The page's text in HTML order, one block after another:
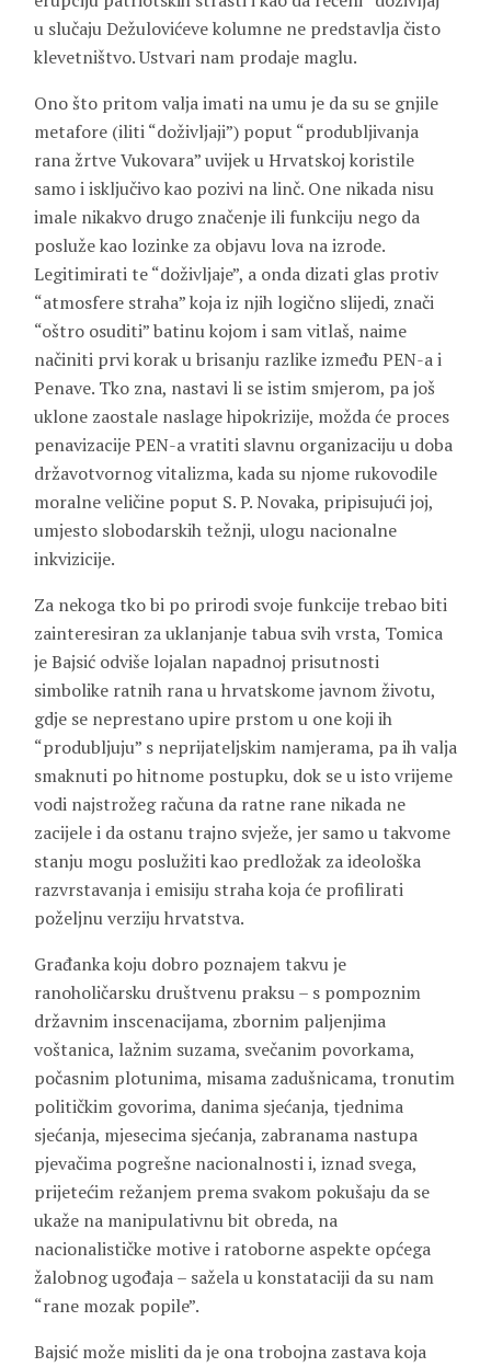
u slučaju Dežulovićeve kolumne ne predstavlja čisto
klevetništvo. Ustvari nam prodaje maglu.
Ono što pritom valja imati na umu je da su se gnjile
metafore (iliti “doživljaji”) poput “produbljivanja
rana žrtve Vukovara” uvijek u Hrvatskoj koristile
samo i isključivo kao pozivi na linč. One nikada nisu
imale nikakvo drugo značenje ili funkciju nego da
posluže kao lozinke za objavu lova na izrode.
Legitimirati te “doživljaje”, a onda dizati glas protiv
“atmosfere straha” koja iz njih logično slijedi, znači
“oštro osuditi” batinu kojom i sam vitlaš, naime
načiniti prvi korak u brisanju razlike između PEN-a i
Penave. Tko zna, nastavi li se istim smjerom, pa još
uklone zaostale naslage hipokrizije, možda će proces
penavizacije PEN-a vratiti slavnu organizaciju u doba
državotvornog vitalizma, kada su njome rukovodile
moralne veličine poput S. P. Novaka, pripisujući joj,
umjesto slobodarskih težnji, ulogu nacionalne
inkvizicije.
Za nekoga tko bi po prirodi svoje funkcije trebao biti
zainteresiran za uklanjanje tabua svih vrsta, Tomica
je Bajsić odviše lojalan napadnoj prisutnosti
simbolike ratnih rana u hrvatskome javnom životu,
gdje se neprestano upire prstom u one koji ih
“produbljuju” s neprijateljskim namjerama, pa ih valja
smaknuti po hitnome postupku, dok se u isto vrijeme
vodi najstrožeg računa da ratne rane nikada ne
zacijele i da ostanu trajno svježe, jer samo u takvome
stanju mogu poslužiti kao predložak za ideološka
razvrstavanja i emisiju straha koja će profilirati
poželjnu verziju hrvatstva.
Građanka koju dobro poznajem takvu je
ranoholičarsku društvenu praksu – s pompoznim
državnim inscenacijama, zbornim paljenjima
voštanica, lažnim suzama, svečanim povorkama,
počasnim plotunima, misama zadušnicama, tronutim
političkim govorima, danima sjećanja, tjednima
sjećanja, mjesecima sjećanja, zabranama nastupa
pjevačima pogrešne nacionalnosti i, iznad svega,
prijetećim režanjem prema svakom pokušaju da se
ukaže na manipulativnu bit obreda, na
nacionalističke motive i ratoborne aspekte općega
žalobnog ugođaja – sažela u konstataciji da su nam
“rane mozak popile”.
Bajsić može misliti da je ona trobojna zastava koja